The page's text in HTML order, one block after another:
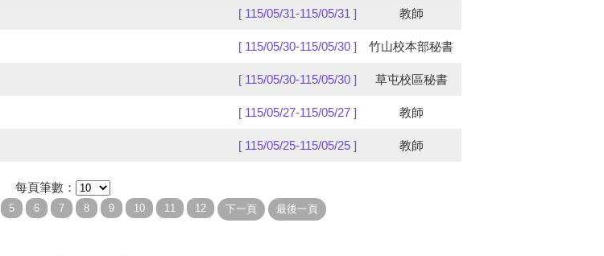
[ 115/05/31-115/05/31 ] 教師
[ 115/05/30-115/05/30 ] 竹山校本部秘書
[ 115/05/30-115/05/30 ] 草屯校區秘書
[ 115/05/27-115/05/27 ] 教師
[ 115/05/25-115/05/25 ] 教師
每頁筆數：